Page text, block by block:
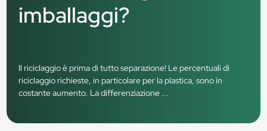
imballaggi?
Il riciclaggio è prima di tutto separazione! Le percentuali di
riciclaggio richieste, in particolare per la plastica, sono in
costante aumento. La differenziazione ...